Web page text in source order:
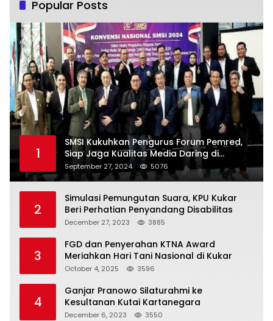
Popular Posts
1
SMSI Kukuhkan Pengurus Forum Pemred,
Siap Jaga Kualitas Media Daring di
Indonesia
September 27, 2024 5076
2
Simulasi Pemungutan Suara, KPU Kukar
Beri Perhatian Penyandang Disabilitas
December 27, 2023 3885
3
FGD dan Penyerahan KTNA Award
Meriahkan Hari Tani Nasional di Kukar
October 4, 2025 3596
4
Ganjar Pranowo Silaturahmi ke
Kesultanan Kutai Kartanegara
December 6, 2023 3550